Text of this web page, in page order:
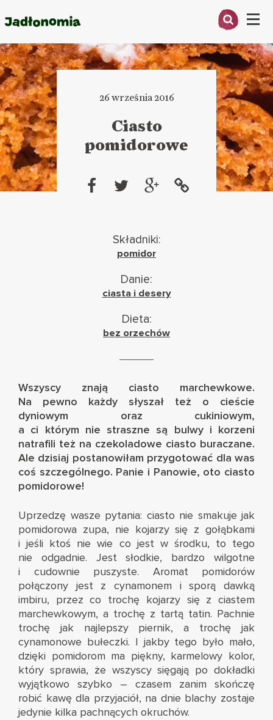
Menu
O MNIE
PRZEPISY
ARTYKUŁY
KSIĄŻKI
KONTAKT
26 września 2016
Ciasto
pomidorowe
Składniki:
pomidor
Danie:
ciasta i desery
Dieta:
bez orzechów
Wszyscy znają ciasto marchewkowe.
Na pewno każdy słyszał też o cieście
dyniowym oraz cukiniowym,
a ci którym nie straszne są bulwy i korzeni
natrafili też na czekoladowe ciasto buraczane.
Ale dzisiaj postanowiłam przygotować dla was
coś szczególnego. Panie i Panowie, oto ciasto
pomidorowe!
Uprzedzę wasze pytania: ciasto nie smakuje jak
pomidorowa zupa, nie kojarzy się z gołąbkami
i jeśli ktoś nie wie co jest w środku, to tego
nie odgadnie. Jest słodkie, bardzo wilgotne
i cudownie puszyste. Aromat pomidorów
połączony jest z cynamonem i sporą dawką
imbiru, przez co trochę kojarzy się z ciastem
marchewkowym, a trochę z tartą tatin. Pachnie
trochę jak najlepszy piernik, a trochę jak
cynamonowe bułeczki. I jakby tego było mało,
dzięki pomidorom ma piękny, karmelowy kolor,
który sprawia, że wszyscy sięgają po dokładki
wyjątkowo szybko – czasem zanim skończę
robić kawę dla przyjaciół, na dnie blachy zostaje
jedynie kilka pachnących okruchów.